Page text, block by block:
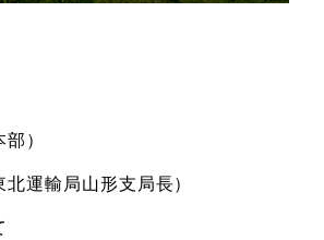
）
運輸局山形支局長）